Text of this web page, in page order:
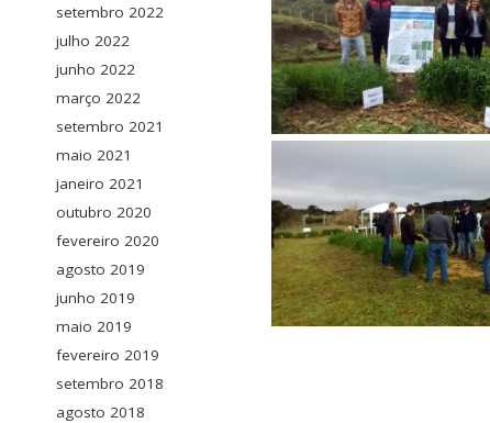
setembro 2022
julho 2022
junho 2022
março 2022
setembro 2021
maio 2021
janeiro 2021
outubro 2020
fevereiro 2020
agosto 2019
junho 2019
maio 2019
fevereiro 2019
setembro 2018
agosto 2018